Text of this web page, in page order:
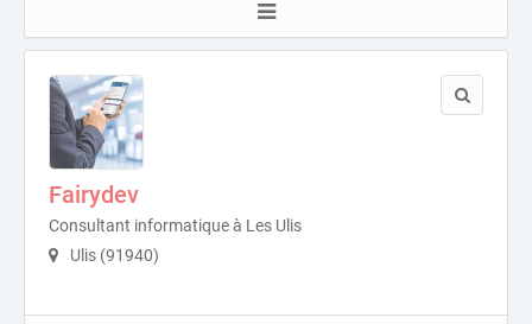
Fairydev
Consultant informatique à Les Ulis
Ulis (91940)